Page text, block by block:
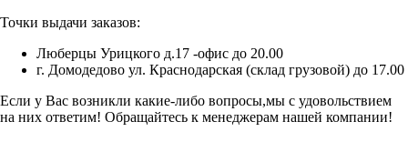
Точки выдачи заказов:
Люберцы Урицкого д.17 -офис до 20.00
г. Домодедово ул. Краснодарская (склад грузовой) до 17.00
Если у Вас возникли какие-либо вопросы,мы с удовольствием
на них ответим! Обращайтесь к менеджерам нашей компании!